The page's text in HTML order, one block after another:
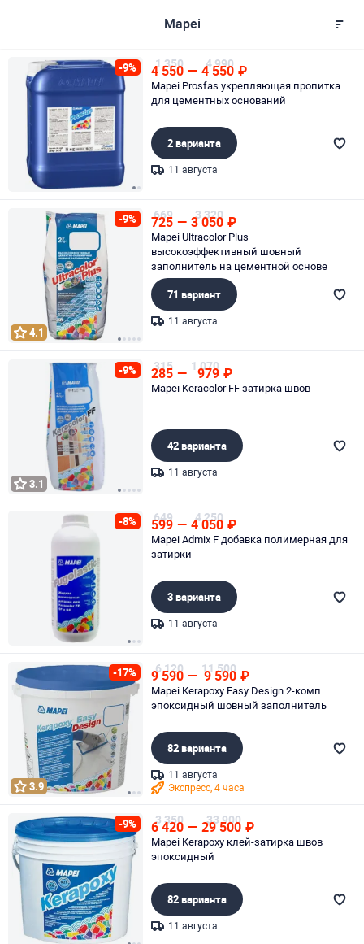
Mapei
-9% 1 350
4 550 — 4 990
4 550 ₽
Mapei Prosfas укрепляющая пропитка
для цементных оснований
2 варианта
11 августа
-9%
4.1
669
725 — 3 320
3 050 ₽
Mapei Ultracolor Plus
высокоэффективный шовный
заполнитель на цементной основе
71 вариант
11 августа
-9%
3.1
315
285 — 1 070
979 ₽
Mapei Keracolor FF затирка швов
42 варианта
11 августа
-8% 649
599 — 4 250
4 050 ₽
Mapei Admix F добавка полимерная для
затирки
3 варианта
11 августа
-17%
3.9
6 120
9 590 — 11 500
9 590 ₽
Mapei Kerapoxy Easy Design 2-комп
эпоксидный шовный заполнитель
82 варианта
11 августа
Экспресс, 4 часа
-9% 3 350
6 420 — 33 900
29 500 ₽
Mapei Kerapoxy клей-затирка швов
эпоксидный
82 варианта
11 августа